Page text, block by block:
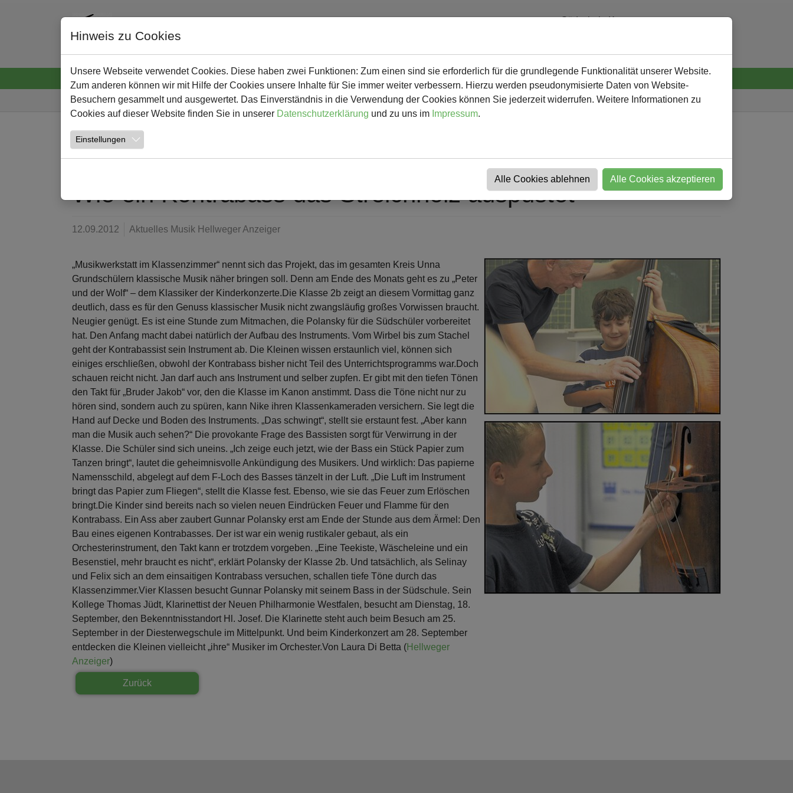
Zum Hauptinhalt springen
Südschule Kamen
Sie sind hier: Südschule Nachricht
NEWS
Wie ein Kontrabass das Streichholz auspustet
12.09.2012 Aktuelles Musik Hellweger Anzeiger
„Musikwerkstatt im Klassenzimmer“ nennt sich das Projekt, das im gesamten Kreis Unna
Grundschülern klassische Musik näher bringen soll. Denn am Ende des Monats geht es zu „Peter
und der Wolf“ – dem Klassiker der Kinderkonzerte. Die Klasse 2b zeigt an diesem Vormittag ganz
deutlich, dass es für den Genuss klassischer Musik nicht zwangsläufig großes Vorwissen braucht.
Neugier genügt. Es ist eine Stunde zum Mitmachen, die Polansky für die Südschüler vorbereitet
hat. Den Anfang macht dabei natürlich der Aufbau des Instruments. Vom Wirbel bis zum Stachel
geht der Kontrabassist sein Instrument ab. Die Kleinen wissen erstaunlich viel, können sich
einiges erschließen, obwohl der Kontrabass bisher nicht Teil des Unterrichtsprogramms war. Doch
schauen reicht nicht. Jan darf auch ans Instrument und selber zupfen. Er gibt mit den tiefen Tönen
den Takt für „Bruder Jakob“ vor, den die Klasse im Kanon anstimmt. Dass die Töne nicht nur zu
hören sind, sondern auch zu spüren, kann Nike ihren Klassenkameraden versichern. Sie legt die
Hand auf Decke und Boden des Instruments. „Das schwingt“, stellt sie erstaunt fest. „Aber kann
man die Musik auch sehen?“ Die provokante Frage des Bassisten sorgt für Verwirrung in der
Klasse. Die Schüler sind sich uneins. „Ich zeige euch jetzt, wie der Bass ein Stück Papier zum
Tanzen bringt“, lautet die geheimnisvolle Ankündigung des Musikers. Und wirklich: Das papierne
Namensschild, abgelegt auf dem F-Loch des Basses tänzelt in der Luft. „Die Luft im Instrument
bringt das Papier zum Fliegen“, stellt die Klasse fest. Ebenso, wie sie das Feuer zum Erlöschen
bringt. Die Kinder sind bereits nach so vielen neuen Eindrücken Feuer und Flamme für den
Kontrabass. Ein Ass aber zaubert Gunnar Polansky erst am Ende der Stunde aus dem Ärmel: Den
Bau eines eigenen Kontrabasses. Der ist war ein wenig rustikaler gebaut, als ein
Orchesterinstrument, den Takt kann er trotzdem vorgeben. „Eine Teekiste, Wäscheleine und ein
Besenstiel, mehr braucht es nicht“, erklärt Polansky der Klasse 2b. Und tatsächlich, als Selinay
und Felix sich an dem einsaitigen Kontrabass versuchen, schallen tiefe Töne durch das
Klassenzimmer.Vier Klassen besucht Gunnar Polansky mit seinem Bass in der Südschule. Sein
Kollege Thomas Jüdt, Klarinettist der Neuen Philharmonie Westfalen, besucht am Dienstag, 18.
September, den Bekenntnisstandort Hl. Josef. Die Klarinette steht auch beim Besuch am 25.
September in der Diesterwegschule im Mittelpunkt. Und beim Kinderkonzert am 28. September
entdecken die Kleinen vielleicht „ihre“ Musiker im Orchester.Von Laura Di Betta (Hellweger
Anzeiger)
Zurück
Hinweis zu Cookies
Unsere Webseite verwendet Cookies. Diese haben zwei Funktionen: Zum einen sind sie erforderlich für die grundlegende Funktionalität unserer Website.
Zum anderen können wir mit Hilfe der Cookies unsere Inhalte für Sie immer weiter verbessern. Hierzu werden pseudonymisierte Daten von Website-
Besuchern gesammelt und ausgewertet. Das Einverständnis in die Verwendung der Cookies können Sie jederzeit widerrufen. Weitere Informationen zu
Cookies auf dieser Website finden Sie in unserer Datenschutzerklärung und zu uns im Impressum.
Einstellungen
Alle Cookies ablehnen Alle Cookies akzeptieren